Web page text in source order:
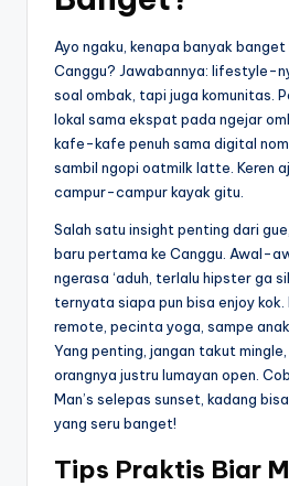
Ayo ngaku, kenapa banyak
Canggu? Jawabannya: lifestyle-
soal ombak, tapi juga komunitas.
lokal sama ekspat pada ngejar
kafe-kafe penuh sama digital
sambil ngopi oatmilk latte. Keren
campur-campur kayak gitu.
Salah satu insight penting dari
baru pertama ke Canggu. Awal-
ngerasa ‘aduh, terlalu hipster ga
ternyata siapa pun bisa enjoy kok.
remote, pecinta yoga, sampe
Yang penting, jangan takut
orangnya justru lumayan open.
Man’s selepas sunset, kadang
yang seru banget!
Tips Praktis Biar